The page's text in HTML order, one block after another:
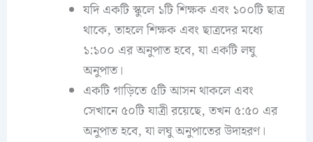
যদি একটি স্কুলে ১টি শিক্ষক এবং ১০০টি ছাত্র
থাকে, তাহলে শিক্ষক এবং ছাত্রদের মধ্যে
১:১০০ এর অনুপাত হবে, যা একটি লঘু
অনুপাত।
একটি গাড়িতে ৫টি আসন থাকলে এবং
সেখানে ৫০টি যাত্রী রয়েছে, তখন ৫:৫০ এর
অনুপাত হবে, যা লঘু অনুপাতের উদাহরণ।